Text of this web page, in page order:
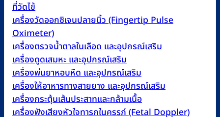
ที่วัดไข้
เครื่องวัดออกซิเจนปลายนิ้ว (Fingertip Pulse
Oximeter)
เครื่องตรวจน้ำตาลในเลือด และอุปกรณ์เสริม
เครื่องดูดเสมหะ และอุปกรณ์เสริม
เครื่องพ่นยาหอบหืด และอุปกรณ์เสริม
เครื่องให้อาหารทางสายยาง และอุปกรณ์เสริม
เครื่องกระตุ้นเส้นประสาทและกล้ามเนื้อ
เครื่องฟังเสียงหัวใจทารกในครรภ์ (Fetal Doppler)